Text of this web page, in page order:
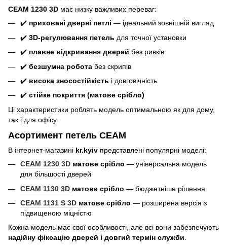
CEAM 1230 3D має низку важливих переваг:
✔️ приховані дверні петлі — ідеальний зовнішній вигляд
✔️ 3D-регулювання петель для точної установки
✔️ плавне відкривання дверей без ривків
✔️ безшумна робота без скрипів
✔️ висока зносостійкість і довговічність
✔️ стійке покриття (матове срібло)
Ці характеристики роблять модель оптимальною як для дому,
так і для офісу.
Асортимент петель CEAM
В інтернет-магазині kr.kyiv представлені популярні моделі:
CEAM 1230 3D матове срібло — універсальна модель
для більшості дверей
CEAM 1130 3D матове срібло — бюджетніше рішення
CEAM 1131 S 3D матове срібло — розширена версія з
підвищеною міцністю
Кожна модель має свої особливості, але всі вони забезпечують
надійну фіксацію дверей і довгий термін служби.